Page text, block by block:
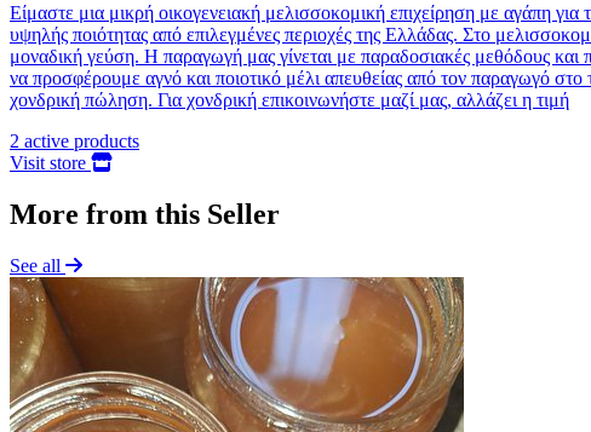
Είμαστε μια μικρή οικογενειακή μελισσοκομική επιχείρηση με αγάπη
υψηλής ποιότητας από επιλεγμένες περιοχές της Ελλάδας. Στο
μοναδική γεύση. Η παραγωγή μας γίνεται με παραδοσιακές μεθόδους και
να προσφέρουμε αγνό και ποιοτικό μέλι απευθείας από τον παραγωγό στο
χονδρική πώληση. Για χονδρική επικοινωνήστε μαζί μας, αλλάζει η τιμή
2 active products
Visit store
More from this Seller
See all